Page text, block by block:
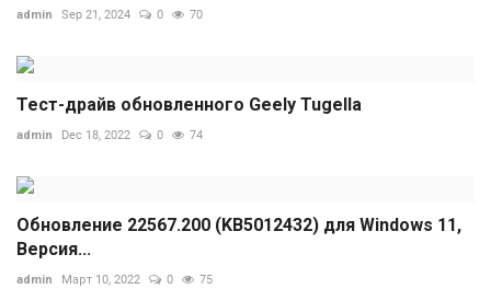
admin Sep 21, 2024 0 70
Тест-драйв обновленного Geely Tugella
admin Dec 18, 2022 0 74
Обновление 22567.200 (KB5012432) для Windows 11,
Версия...
admin Март 10, 2022 0 75